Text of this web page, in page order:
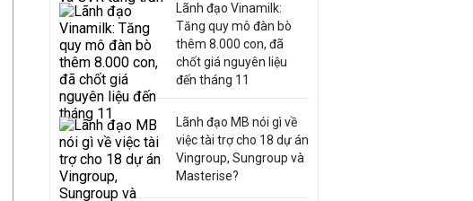
Lãnh đạo Vinamilk:
Tăng quy mô đàn bò
thêm 8.000 con, đã
chốt giá nguyên liệu
đến tháng 11
Lãnh đạo MB nói gì về
việc tài trợ cho 18 dự án
Vingroup, Sungroup và
Masterise?